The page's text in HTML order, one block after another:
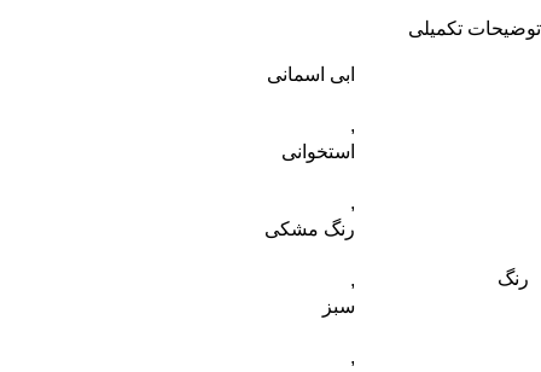
توضیحات تکمیلی
رنگ
ابی اسمانی
,
استخوانی
,
رنگ مشکی
,
سبز
,